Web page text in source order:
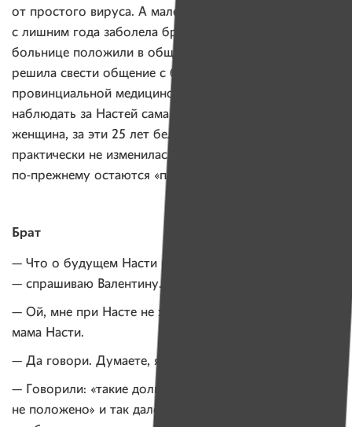
от простого вируса. А маленькую Настю, когда в два
с лишним года заболела бронхитом, в белорусской
больнице положили в общую палату. Валентина
решила свести общение с белорусской
провинциальной медициной к минимуму и стала
наблюдать за Настей сама — дома. Как признается
женщина, за эти 25 лет белорусская медицина
практически не изменилась. Люди с СМА в регионах
по-прежнему остаются «пришельцами».
Брат
— Что о будущем Насти говорили медики?
— спрашиваю Валентину.
— Ой, мне при Насте не хочется говорить, — отвечает
мама Насти.
— Да говори. Думаете, я не знаю? — улыбается дочь.
— Говорили: «такие долго не живут», «это вам
не положено» и так далее. По словам медиков, нам